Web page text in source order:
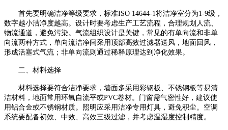
首先要明确洁净等级要求， 标准ISO 14644-1 将洁净室分为1-9级，
数字越小洁净度越高。设计时要考虑生产工艺流程，合理规划人流、
物流通道，避免污染。气流组织设计是关键，常见的有单向流和非单
向流两种方式 ，单向流洁净间采用顶部高效过滤器送风，地面回风，
形成活塞式气流；非单向流则通过稀释原理达到净化效果。
二、材料选择
材料选择要符合洁净要求， 墙面多采用彩钢板、不锈钢板等易清
洁材料，地面常用环氧自流平或PVC卷材。门窗需气密性好，建议使
用铝合金或不锈钢材质。照明应采用洁净专用灯具，避免积尘。空调
系统要配备初效、中效、高效三级过滤，并考虑温湿度控制精度。